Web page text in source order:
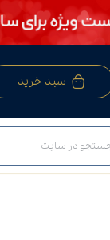
سبد خرید